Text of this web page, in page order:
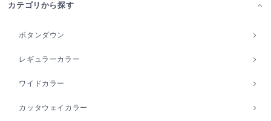
カテゴリから探す
ボタンダウン
レギュラーカラー
ワイドカラー
カッタウェイカラー